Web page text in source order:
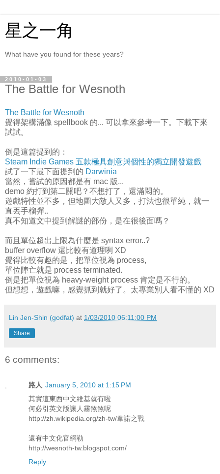
星之一角
What have you found for these years?
2010-01-03
The Battle for Wesnoth
The Battle for Wesnoth
覺得架構滿像 spellbook 的... 可以拿來參考一下。下載下來
試試。
倒是這篇提到的：
Steam Indie Games 五款極具創意與個性的獨立開發遊戲
試了一下最下面提到的 Darwinia
當然，嘗試的原因都是有 mac 版...
demo 約打到第二關吧？不想打了，還滿悶的。
遊戲特性並不多，但地圖大敵人又多，打法也很單純，就一
直丟手榴彈..
真不知道文中提到解謎的部份，是在很後面嗎？
而且單位超出上限為什麼是 syntax error..?
buffer overflow 還比較有道理咧 XD
覺得比較有趣的是，把單位視為 process,
單位陣亡就是 process terminated.
倒是把單位視為 heavy-weight process 肯定是不行的。
但想想，遊戲嘛，感覺抓到就好了。太專業別人看不懂的 XD
Lin Jen-Shin (godfat) at 1/03/2010 06:11:00 PM
Share
6 comments:
路人 January 5, 2010 at 1:15 PM
其實這東西中文維基就有啦
何必引英文版讓人霧煞煞呢
http://zh.wikipedia.org/zh-tw/韋諾之戰
還有中文化官網勒
http://wesnoth-tw.blogspot.com/
Reply